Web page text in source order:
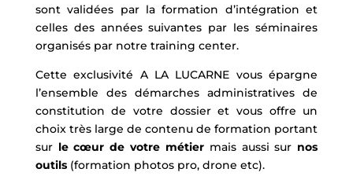
sont validées par la formation d’intégration et
celles des années suivantes par les séminaires
organisés par notre training center.
Cette exclusivité A LA LUCARNE vous épargne
l’ensemble des démarches administratives de
constitution de votre dossier et vous offre un
choix très large de contenu de formation portant
surle cœur de votre métier mais aussi sur nos
outils (formation photos pro, drone etc).